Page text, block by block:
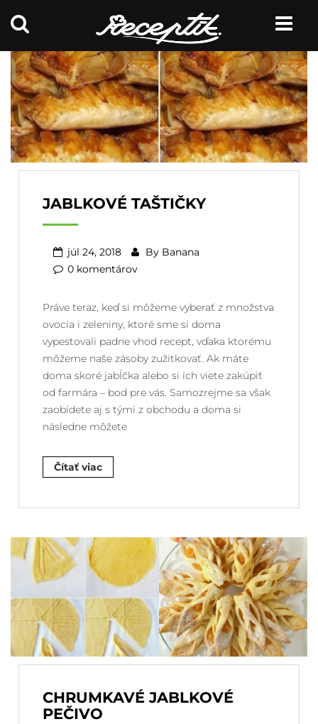
JABLKOVÉ TAŠTIČKY
júl 24, 2018 By Banana
0 komentárov
Práve teraz, keď si môžeme vyberať z množstva
ovocia i zeleniny, ktoré sme si doma
vypestovali padne vhod recept, vďaka ktorému
môžeme naše zásoby zužitkovať. Ak máte
doma skoré jabĺčka alebo si ich viete zakúpiť
od farmára – bod pre vás. Samozrejme sa však
zaobídete aj s tými z obchodu a doma si
následne môžete
Čítať viac
CHRUMKAVÉ JABLKOVÉ
PEČIVO